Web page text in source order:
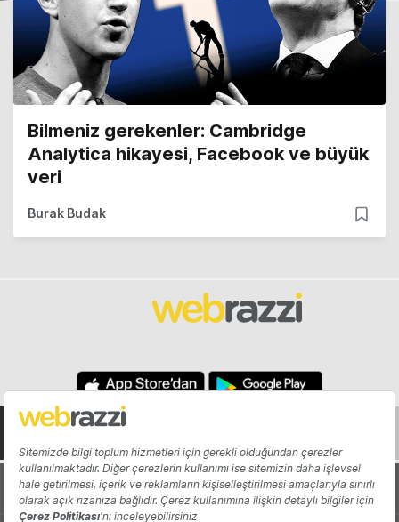
Bilmeniz gerekenler: Cambridge
Analytica hikayesi, Facebook ve büyük
veri
Burak Budak
Hakkında Yazarlar